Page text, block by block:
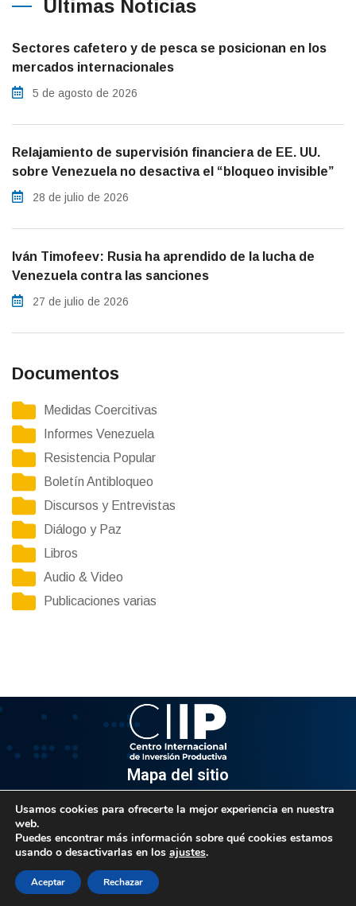
Últimas Noticias
Sectores cafetero y de pesca se posicionan en los
mercados internacionales
5 de agosto de 2026
Relajamiento de supervisión financiera de EE. UU.
sobre Venezuela no desactiva el “bloqueo invisible”
28 de julio de 2026
Iván Timofeev: Rusia ha aprendido de la lucha de
Venezuela contra las sanciones
27 de julio de 2026
Documentos
Medidas Coercitivas
Informes Venezuela
Resistencia Popular
Boletín Antibloqueo
Discursos y Entrevistas
Diálogo y Paz
Libros
Audio & Video
Publicaciones varias
Mapa del sitio
Av. Venezuela, Edif. Epsilon Piso 3, Oficina 3-2, Sector el
Rosal, Chacao.
Caracas, Código Postal 1064
Info@observatorio.gob.ve
Usamos cookies para ofrecerte la mejor experiencia en nuestra
web.
Puedes encontrar más información sobre qué cookies estamos
usando o desactivarlas en los ajustes.
Aceptar Rechazar